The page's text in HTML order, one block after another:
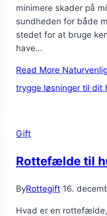
minimere skader på
sundheden for både
stedet for at bruge
have…
Read More
trygge løsninger til dit
Gift
Rottefælde til
ByRottegift 16.
Hvad er en